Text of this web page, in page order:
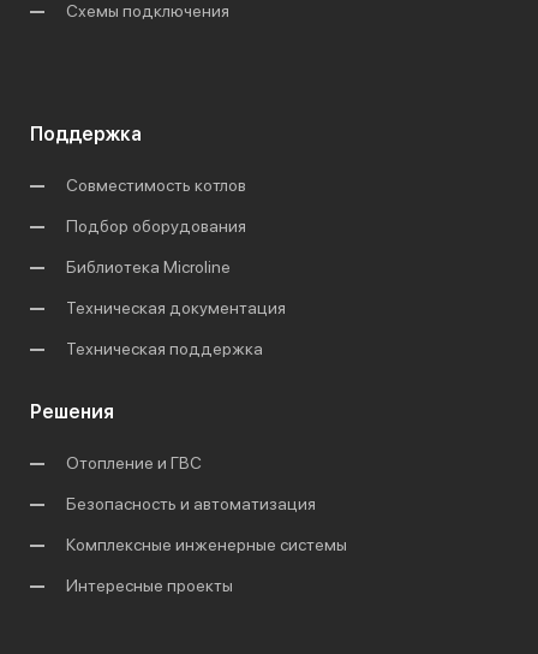
Схемы подключения
Поддержка
Совместимость котлов
Подбор оборудования
Библиотека Microline
Техническая документация
Техническая поддержка
Решения
Отопление и ГВС
Безопасность и автоматизация
Комплексные инженерные системы
Интересные проекты